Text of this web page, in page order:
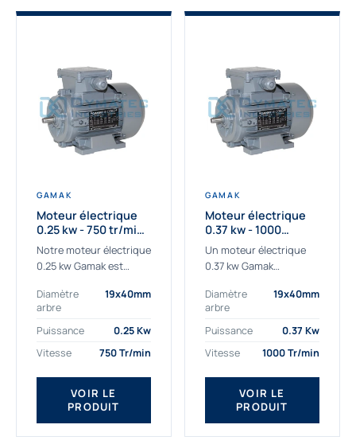
GAMAK
Moteur électrique
0.25 kw - 750 tr/min -
230/400V - IE3
Notre moteur électrique
0.25 kw Gamak est
aux applications
sévères. Nous
déterminons,
fournissons
des moteurs
asynchrones depuis de
nombreuses années....
Diamètre
arbre
19x40mm
Puissance
0.25 Kw
Vitesse
750 Tr/min
VOIR LE
PRODUIT
GAMAK
Moteur électrique
0.37 kw - 1000
Tr/min - 230/400V -
IE2
Un moteur électrique
0.37 kw Gamak
aux applications
industrielles.
Commander un moteur
Gamak c’est choisir un
produit de très haute
qualité....
Diamètre
arbre
19x40mm
Puissance
0.37 Kw
Vitesse
1000 Tr/min
VOIR LE
PRODUIT